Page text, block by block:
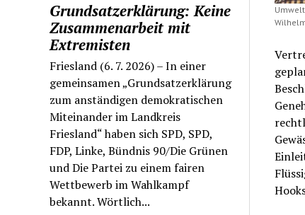
Grundsatzerklärung: Keine
Zusammenarbeit mit
Extremisten
Friesland (6. 7. 2026) – In einer
gemeinsamen „Grundsatzerklärung
zum anständigen demokratischen
Miteinander im Landkreis
Friesland“ haben sich SPD, SPD,
FDP, Linke, Bündnis 90/Die Grünen
und Die Partei zu einem fairen
Wettbewerb im Wahlkampf
bekannt. Wörtlich...